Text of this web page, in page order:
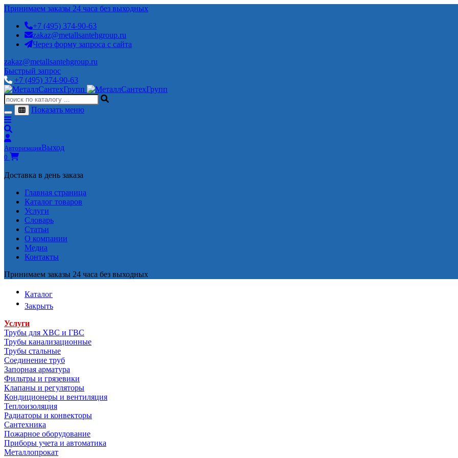
Принимаем заказы 24 часа без выходных
+7 (495) 374-90-63
zakaz@metallsantehgroup.ru
Через форму запроса с сайта
zakaz@metallsantehgroup.ru
Быстрый запрос
+7 (495) 374-90-63
Показать меню
АвторизацияВыход
0
Доставка в день заказа
Главная страница
Каталог товаров
Услуги
Словарь
Статьи
О компании
Медиа
Контакты
Принимаем заказы 24 часа без выходных
Каталог
Закрыть
Услуги
Трубы для ХВС и ГВС
Трубы канализационные
Трубы стальные
Соединение труб
Запорная арматура
Фильтры и грязевики
Клапаны и регуляторы
Кондиционеры и вентиляция
Теплоизоляция
Радиаторы и конвекторы
Сантехника
Пожарное оборудование
Приборы учета и автоматика
Металлопрокат